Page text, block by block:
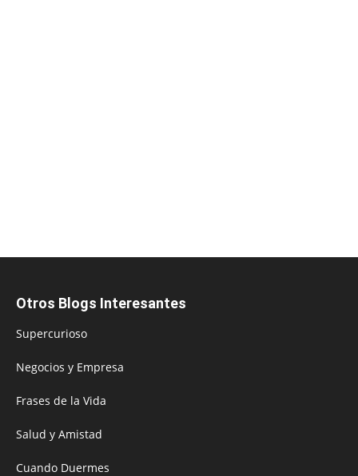
Otros Blogs Interesantes
Supercurioso
Negocios y Empresa
Frases de la Vida
Salud y Amistad
Cuando Duermes